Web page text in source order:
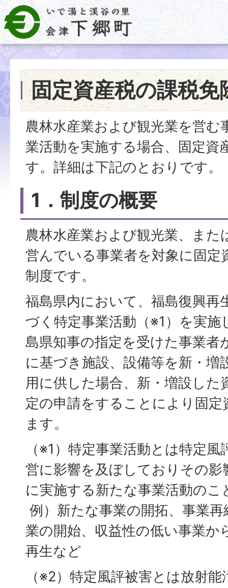
固定資産税の課税免
農林水産業および観光業を営む
業活動を実施する場合、固定資
す。詳細は下記のとおりです。
1．制度の概要
農林水産業および観光業、また
営んでいる事業者を対象に固定
制度です。
福島県内において、福島復興再
づく特定事業活動（※1）を実
島県知事の指定を受けた事業者
に基づき施設、設備等を新・増
用に供した場合、新・増設した
定の申請をすることにより固定
ます。
（※1）特定事業活動とは特定
営に影響を及ぼしておりその
に実施する新たな事業活動のこ
例）新たな事業の開拓、事業
業の開始、収益性の低い事業か
再生など
（※2）特定風評被害とは放射